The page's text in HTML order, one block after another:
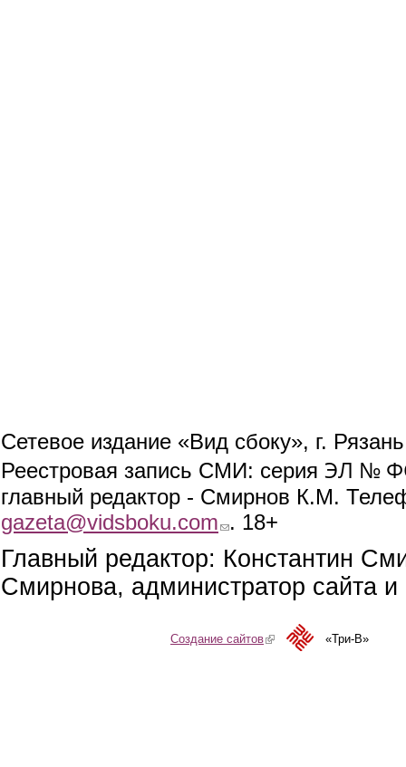
Сетевое издание «Вид сбоку», г.
Реестровая запись СМИ: серия ЭЛ №
главный редактор - Смирнов К.М.
gazeta@vidsboku.com (link sends e-mail)
. 18+
Главный редактор: Константин
Смирнова, администратор сайта
Создание сайтов(link is external)«Три-В»